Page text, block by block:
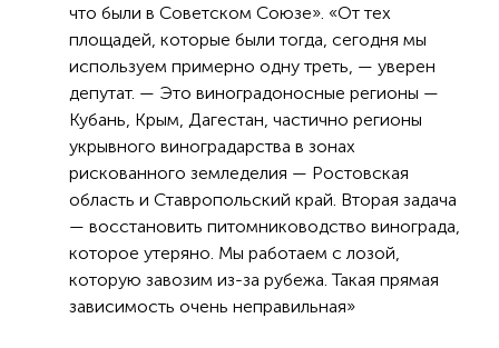
что были в Советском Союзе». «От тех
площадей, которые были тогда, сегодня мы
используем примерно одну треть, — уверен
депутат. — Это виноградоносные регионы —
Кубань, Крым, Дагестан, частично регионы
укрывного виноградарства в зонах
рискованного земледелия — Ростовская
область и Ставропольский край. Вторая задача
— восстановить питомниководство винограда,
которое утеряно. Мы работаем с лозой,
которую завозим из-за рубежа. Такая прямая
зависимость очень неправильная»